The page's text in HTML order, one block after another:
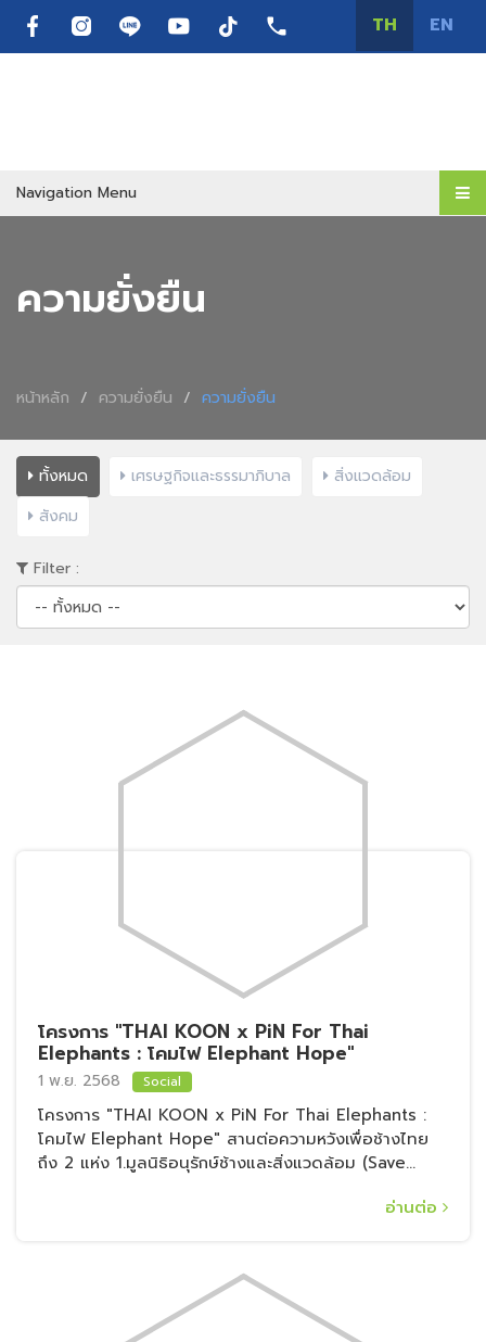
TH EN
Navigation Menu
ความยั่งยืน
หน้าหลัก ความยั่งยืน ความยั่งยืน
ทั้งหมด เศรษฐกิจและธรรมาภิบาล
สิ่งแวดล้อม
สังคม
Filter :
โครงการ "THAI KOON x PiN For Thai
Elephants : โคมไฟ Elephant Hope"
1 พ.ย. 2568 Social
โครงการ "THAI KOON x PiN For Thai Elephants :
โคมไฟ Elephant Hope" สานต่อความหวังเพื่อช้างไทย
ถึง 2 แห่ง 1.มูลนิธิอนุรักษ์ช้างและสิ่งแวดล้อม (Save
(Thai Elephants Research and Conservation Fund)
อ่านต่อ